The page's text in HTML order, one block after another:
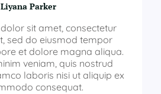
Liyana Parker
sit amet, consectetur
sed do eiusmod tempor
et dolore magna aliqua.
veniam, quis nostrud
laboris nisi ut aliquip ex
consequat.